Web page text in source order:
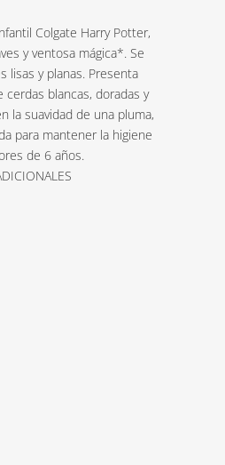
Colgate Harry Potter,
y ventosa mágica*. Se
lisas y planas. Presenta
cerdas blancas, doradas y
la suavidad de una pluma,
para mantener la higiene
de 6 años.